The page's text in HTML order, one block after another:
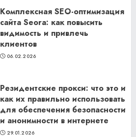
Комплексная SEO-оптимизация
сайта Seora: как повысить
видимость и привлечь
клиентов
06.02.2026
Резидентские прокси: что это и
как их правильно использовать
для обеспечения безопасности
и анонимности в интернете
29.01.2026